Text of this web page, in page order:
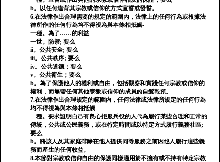
b。以任何違背其宗教或信仰的方式宣誓或發誓。
6.在法律作出合理需要的規定的範圍內，法律上的任何行為或根據法
律所作的任何行為均不得視為與本條相抵觸-
一種。為了……的利益
一世。防禦; 要么
ii。公共安全; 要么
iii。公共秩序; 要么
iv。公共道德；要么
v。公共衛生；要么
b。為了保護他人的權利或自由，包括觀察和實踐任何宗教或信仰的
權利，而無需任何其他宗教或信仰的成員的自髮乾預。
7.在法律作出合理規定的範圍內，任何法律或法律所規定的任何行為
均不得視為與本條相抵觸-
一種。要求證明自己有良心拒服兵役的人代為履行某些合理和正常的
傳統，公共或公民義務，或在特定時間或以特定方式履行義務社區;
要么
b。將該人及其家庭排除在他人提供同等服務之前因他人履行這些義
務而產生的任何收益。
8.本節對宗教或信仰自由的保護同樣適用於不擁有或不持有特定宗教